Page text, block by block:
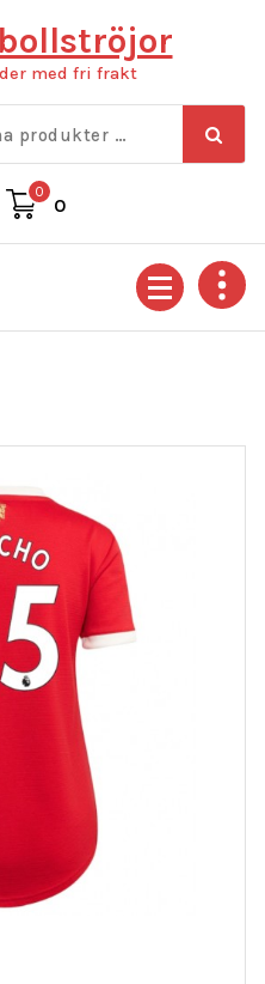
med fri frakt
0
0